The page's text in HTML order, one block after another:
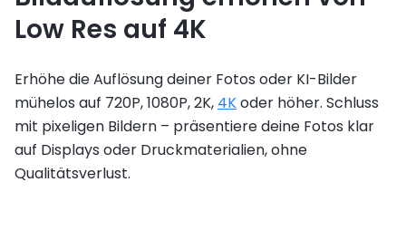
Low Res auf 4K
Erhöhe die Auflösung deiner Fotos oder KI-Bilder
mühelos auf 720P, 1080P, 2K, 4Koder höher. Schluss
mit pixeligen Bildern – präsentiere deine Fotos klar
auf Displays oder Druckmaterialien, ohne
Qualitätsverlust.